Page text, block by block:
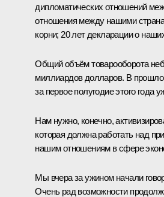
дипломатических отношений
отношения между нашими
корни; 20 лет декларации о
Общий объём товарооборота
миллиардов долларов. В
за первое полугодие этого года
Нам нужно, конечно,
которая должна работать над
нашим отношениям в сфере
Мы вчера за ужином начали
Очень рад возможности